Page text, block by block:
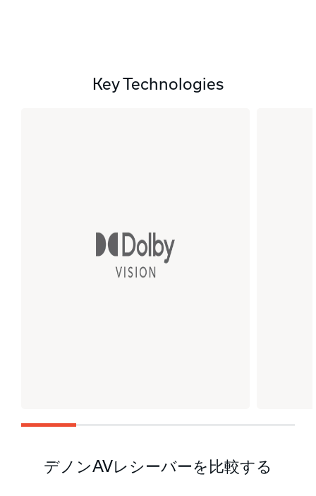
Key Technologies
デノンAVレシーバーを比較する